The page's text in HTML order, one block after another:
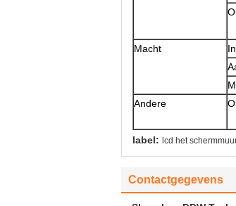
Macht
Andere
label: lcd het
Contactgegevens